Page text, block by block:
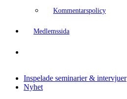
Kommentarspolicy
Medlemssida
Inspelade seminarier & intervjuer
Nyhet